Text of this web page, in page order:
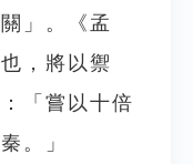
」。《孟
，將以禦
「嘗以十倍
。」